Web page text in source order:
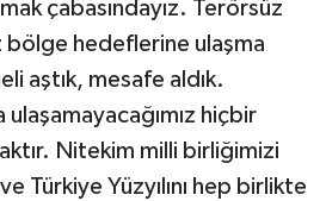
çabasındayız. Terörsüz
hedeflerine ulaşma
aştık, mesafe aldık.
hiçbir
Nitekim milli birliğimizi
Türkiye Yüzyılını hep birlikte